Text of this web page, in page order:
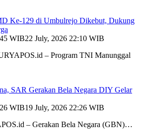
Ke-129 di Umbulrejo Dikebut, Dukung
WIB22 July, 2026 22:10 WIB
– Program TNI Manunggal
SAR Gerakan Bela Negara DIY Gelar
WIB19 July, 2026 22:26 WIB
– Gerakan Bela Negara (GBN)…